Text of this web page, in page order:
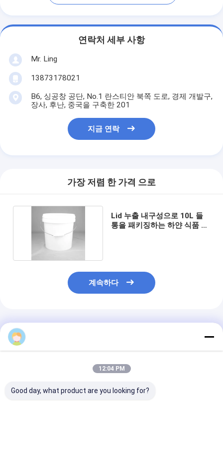
연락처 세부 사항
Mr. Ling
13873178021
B6, 싱공창 공단, No.1 란스티안 북쪽 도로, 경제 개발구,
장사, 후난, 중국을 구축한 201
지금 연락
가장 저렴 한 가격 으로
Lid 누출 내구성으로 10L 들
통을 패키징하는 하얀 식품 안
계속하다
추천된 제품
12:04 PM
Good day, what product are you looking for?